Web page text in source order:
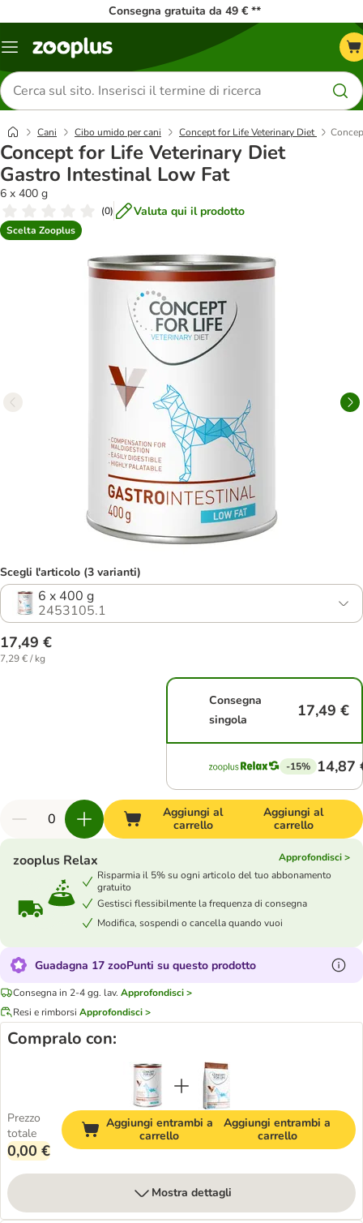
Consegna gratuita da 49 € **
Overview
Cerca
prodotti
Cani Cibo umido per cani Concept for Life Veterinary Diet
Concept for Life Veterinary Diet
Gastro Intestinal Low Fat
6 x 400 g
(0) Valuta qui il prodotto
Scelta Zooplus
Scegli l'articolo (3 varianti)
6 x 400 g
2453105.1
17,49 €
7,29 € / kg
Consegna
singola
17,49 €
-15% 14,87
Aggiungi al
carrello
Aggiungi al
carrello
zooplus Relax
Approfondisci >
Risparmia il 5% su ogni articolo del tuo abbonamento
gratuito
Gestisci flessibilmente la frequenza di consegna
Modifica, sospendi o cancella quando vuoi
Guadagna 17 zooPunti su questo prodotto
Consegna in 2-4 gg. lav. Approfondisci >
Resi e rimborsi Approfondisci >
Compralo con:
Prezzo
totale
0,00 €
Aggiungi entrambi a
carrello
Aggiungi entrambi a
carrello
Mostra dettagli